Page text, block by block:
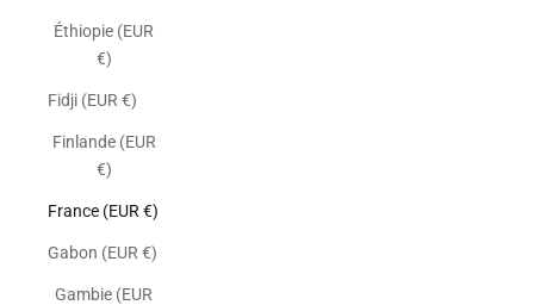
Éthiopie (EUR
€)
Fidji (EUR €)
Finlande (EUR
€)
France (EUR €)
Gabon (EUR €)
Gambie (EUR